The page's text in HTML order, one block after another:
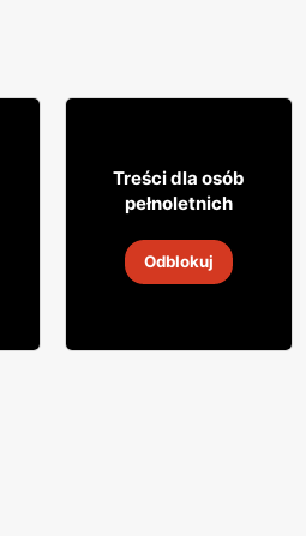
35 99
-6 sie 2026
Treści dla osób
pełnoletnich
Odblokuj